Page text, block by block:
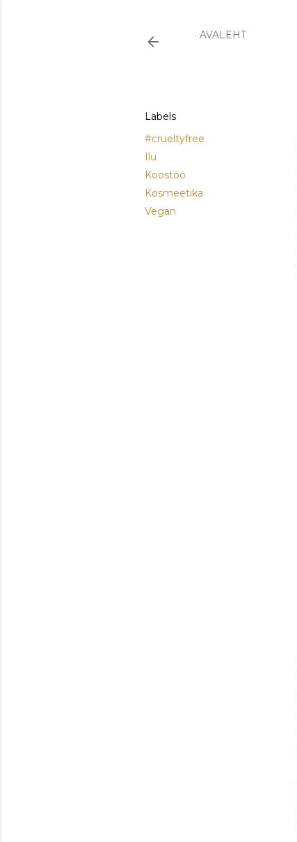
AVALEHT
Labels
#crueltyfree
Ilu
Koostöö
Kosmeetika
Vegan